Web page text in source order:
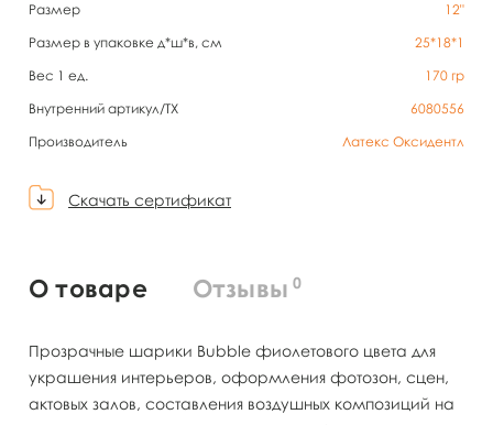
Размер
12"
Размер в упаковке д*ш*в, см
25*18*1
Вес 1 ед.
170 гр
Внутренний артикул/TX
6080556
Производитель
Латекс Оксидентл
Скачать сертификат
О товаре Отзывы 0
Прозрачные шарики Bubble фиолетового цвета для
украшения интерьеров, оформления фотозон, сцен,
актовых залов, составления воздушных композиций на